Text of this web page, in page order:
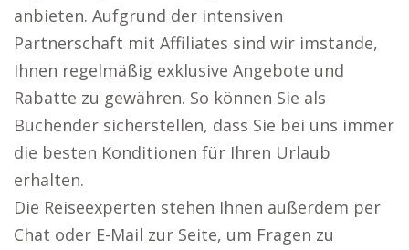
anbieten. Aufgrund der intensiven
Partnerschaft mit Affiliates sind wir imstande,
Ihnen regelmäßig exklusive Angebote und
Rabatte zu gewähren. So können Sie als
Buchender sicherstellen, dass Sie bei uns immer
die besten Konditionen für Ihren Urlaub
erhalten.
Die Reiseexperten stehen Ihnen außerdem per
Chat oder E-Mail zur Seite, um Fragen zu